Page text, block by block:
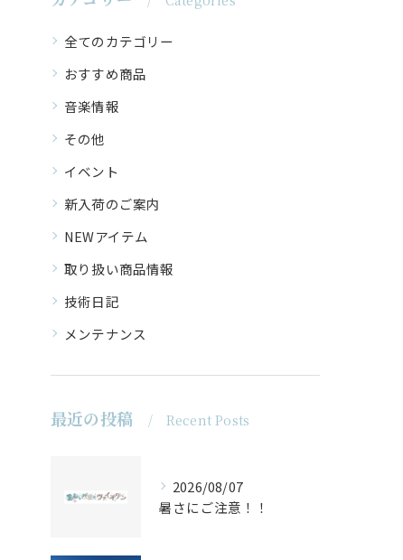
全てのカテゴリー
おすすめ商品
音楽情報
その他
イベント
新入荷のご案内
NEWアイテム
取り扱い商品情報
技術日記
メンテナンス
最近の投稿 Recent Posts
2026/08/07
暑さにご注意！！